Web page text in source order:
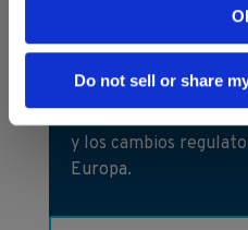
Do not sell or share
Kambi’s Festival of
evento virtual que se
programa incluyó
y los cambios
Europa.